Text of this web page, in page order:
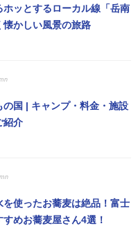
ホッとするローカル線「岳南
懐かしい風景の旅路
の国 | キャンプ・料金・施設
紹介
を使ったお蕎麦は絶品！富士
めお蕎麦屋さん4選！